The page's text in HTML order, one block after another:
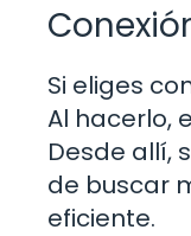
Si eliges
Al hacerlo,
Desde allí,
de buscar
eficiente.